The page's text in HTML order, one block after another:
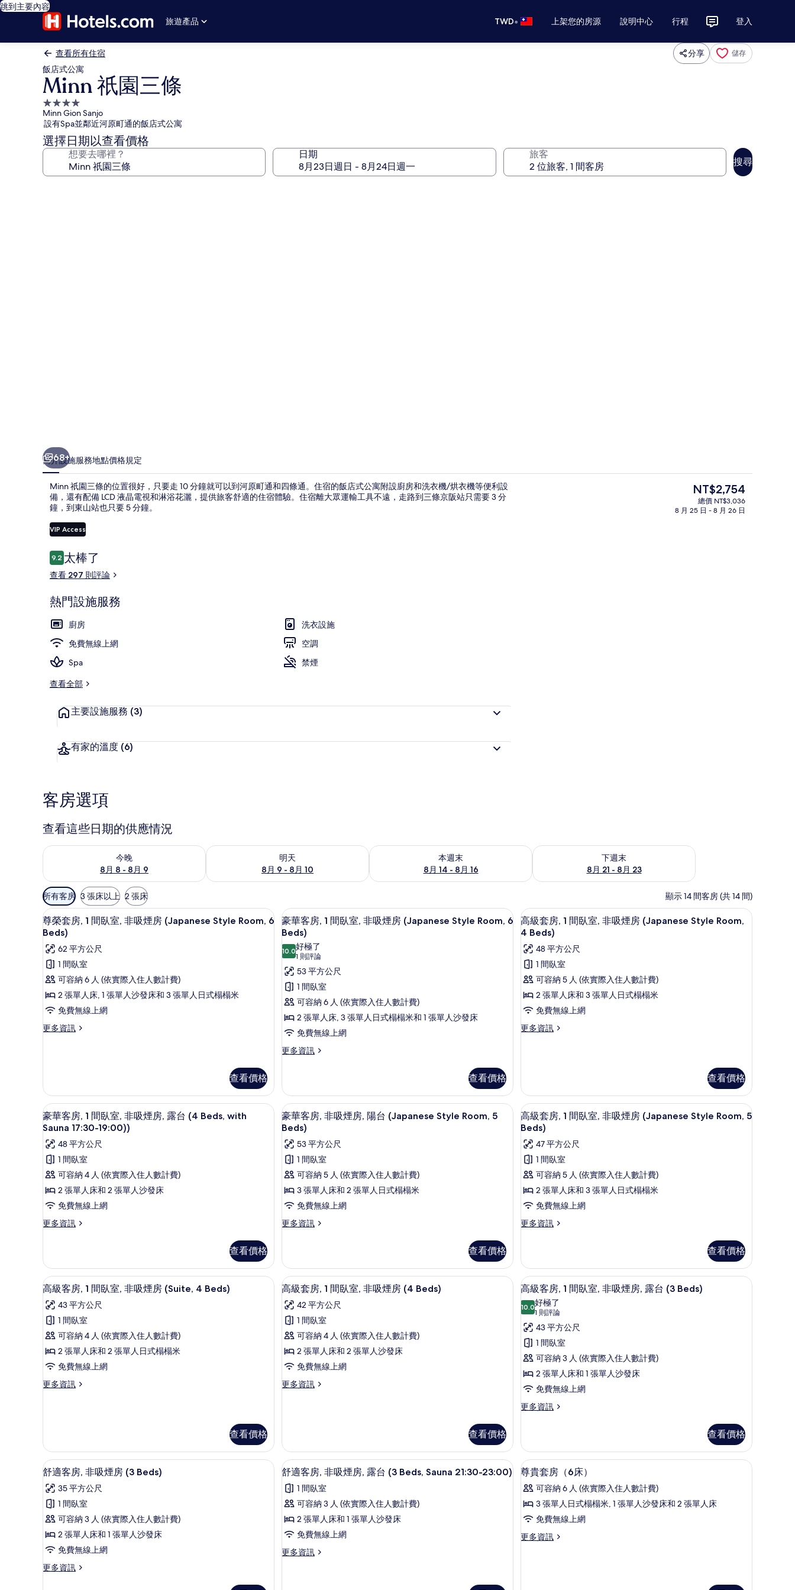
跳到主要內容
旅遊產品
TWD• 上架您的房源 說明中心 行程 登入
查看所有住宿 分享 儲存
飯店式公寓
Minn 祇園三條
4.0
星
級
住
宿
Minn Gion Sanjo
設有Spa並鄰近河原町通的飯店式公寓
選擇日期以查看價格
想要去哪裡？ 日期 旅客
搜尋
尊榮套房, 1 間臥室, 非吸煙房 (Japanese Style Room, 6 Beds) | 1 間臥室、遮光布/窗簾、隔
豪華客房, 1 間臥室, 非吸煙房
68+
簡介設施服務地點價格規定
Minn 祇園三條的位置很好，只要走 10 分鐘就可以到河原町通和四條通。住宿的飯店式公寓附設廚房和洗衣機/烘衣機等便利設
備，還有配備 LCD 液晶電視和淋浴花灑，提供旅客舒適的住宿體驗。住宿離大眾運輸工具不遠，走路到三條京阪站只需要 3 分
鐘，到東山站也只要 5 分鐘。
VIP Access
評
論
9.29.2 分，滿分 10 分，
太棒了
查看 297 則評論
熱門設施服務
廚房
洗衣設施
免費無線上網
空調
Spa
禁煙
查看全部
主要設施服務 (3)
有家的溫度 (6)
目
前
的
NT$2,754
總價 NT$3,036
8 月 25 日 - 8 月 26 日
客房選項
查看這些日期的供應情況
今晚
8月 8 - 8月 9
查看今晚 (8月 8 - 8月 9) 的供應情況
明天
8月 9 - 8月 10
查看明天 (8月 9 - 8月 10) 的供應情況
本週末
8月 14 - 8月 16
查看本週末 (8月 14 - 8月 16) 的供應情況
下週末
8月 21 - 8月 23
查看下週末 (8月 21 - 8月 23) 的供應情況
可
用
的
客
房
篩
選
條
件
所有客房 3 張床以上 2 張床 顯示 14 間客房 (共 14 間)
顯
示
尊
榮
套
房,
1
臥
煙
房
(Japanese
Style
Room,
6
Beds)
的
所
有
片
尊榮套房, 1 間臥室, 非吸煙房 (Japanese Style Room, 6 Beds) | 1 間臥室、遮光布/窗簾、隔音、免費無線上網
10
尊榮套房, 1 間臥室, 非吸煙房 (Japanese Style Room, 6
Beds)
62 平方公尺
1 間臥室
可容納 6 人 (依實際入住人數計費)
2 張單人床, 1 張單人沙發床和 3 張單人日式榻榻米
免費無線上網
更多資訊
更
1
間
臥
室,
非
吸
煙
房
(Japanese
Style
Room,
6
Beds)
的
查看價格
顯
示
豪
華
客
房,
1
間
臥
室,
煙
房
(Japanese
Style
Room,
6
Beds)
的
所
有
片
豪華客房, 1 間臥室, 非吸煙房 (Japanese Style Room, 6 Beds) | 1 間臥室、遮光布/窗簾、隔音、免費無線上網
8
豪華客房, 1 間臥室, 非吸煙房 (Japanese Style Room, 6
Beds)
10.010.0 分，滿分 10 分
好極了
1 則評論
(1
則
評
論)
53 平方公尺
1 間臥室
可容納 6 人 (依實際入住人數計費)
2 張單人床, 3 張單人日式榻榻米和 1 張單人沙發床
免費無線上網
更多資訊
更
客
房,
1
間
室,
非
吸
煙
房
(Japanese
Style
Room,
6
詳
查看價格
顯
示
高
級
套
房,
1
臥
煙
房
(Japanese
Style
Room,
4
Beds)
的
所
有
片
高級套房, 1 間臥室, 非吸煙房 (Japanese
9
高級套房, 1 間臥室, 非吸煙房 (Japanese Style Room,
4 Beds)
48 平方公尺
1 間臥室
可容納 5 人 (依實際入住人數計費)
2 張單人床和 3 張單人日式榻榻米
免費無線上網
更多資訊
更
1
間
臥
室,
非
吸
煙
房
(Japanese
Style
Room,
4
Beds)
的
查看價格
顯
示
豪
華
客
房,
1
臥
非
吸
煙
房,
露
台
(4
Beds,
with
所
有
相
片
豪華客房, 1 間臥室, 非吸煙房, 露台 (4 Beds, with Sauna 17:30-19:00)) | 1 間臥室、遮光布/窗簾、隔音、免費無線上網
12
豪華客房, 1 間臥室, 非吸煙房, 露台 (4 Beds, with
Sauna 17:30-19:00))
48 平方公尺
1 間臥室
可容納 4 人 (依實際入住人數計費)
2 張單人床和 2 張單人沙發床
免費無線上網
更多資訊
更
客
房,
1
臥
室,
非
吸
煙
房,
露
台
19:00))
詳
情
查看價格
顯
示
豪
華
客
房,
非
吸
陽
台
(Japanese
Style
Room,
5
Beds)
的
所
豪華客房, 非吸煙房, 陽台 (Japanese Style Room, 5 Beds) | 私人廚房 | 大型冰箱、微波爐、爐台、電熱水壺
10
豪華客房, 非吸煙房, 陽台 (Japanese Style Room, 5
Beds)
53 平方公尺
1 間臥室
可容納 5 人 (依實際入住人數計費)
3 張單人床和 2 張單人日式榻榻米
免費無線上網
更多資訊
更
客
房,
非
煙
房,
陽
台
(Japanese
Style
Room,
5
查看價格
顯
示
高
級
套
房,
1
臥
非
吸
煙
房
(Japanese
Style
Room,
5
Beds)
的
所
片
高級套房, 1 間臥室, 非吸煙房 (Japanese
9
高級套房, 1 間臥室, 非吸煙房 (Japanese Style Room, 5
Beds)
47 平方公尺
1 間臥室
可容納 5 人 (依實際入住人數計費)
2 張單人床和 3 張單人日式榻榻米
免費無線上網
更多資訊
更
套
房,
1
臥
非
吸
煙
房
(Japanese
Style
Room,
5
Beds)
情
查看價格
顯
示
高
級
客
房,
間
吸
煙
房
(Suite,
4
Beds)
的
所
有
高級客房, 1 間臥室, 非吸煙房 (Suite, 4 Beds) | 私人廚房 | 大型冰箱、微波爐、爐台、電熱水壺
8
高級客房, 1 間臥室, 非吸煙房 (Suite, 4 Beds)
43 平方公尺
1 間臥室
可容納 4 人 (依實際入住人數計費)
2 張單人床和 2 張單人日式榻榻米
免費無線上網
更多資訊
更
1
間
臥
室,
非
吸
煙
房
(Suite,
Beds)
的
詳
查看價格
顯
示
高
級
套
房,
間
吸
煙
房
(4
Beds)
的
所
有
高級套房, 1 間臥室, 非吸煙房 (4 Beds) | 1 間臥室、遮光布/窗簾、隔音、免費無線上網
9
高級套房, 1 間臥室, 非吸煙房 (4 Beds)
42 平方公尺
1 間臥室
可容納 4 人 (依實際入住人數計費)
2 張單人床和 2 張單人沙發床
免費無線上網
更多資訊
更
1
間
臥
室,
非
吸
房
(4
的
查看價格
顯
示
高
級
客
房,
1
間
臥
吸
煙
房,
露
台
(3
Beds)
高級客房, 1 間臥室, 非吸煙房, 露台 (3 Beds) |
16
高級客房, 1 間臥室, 非吸煙房, 露台 (3 Beds)
10.010.0 分，滿分 10 分
好極了
1 則評論
(1
則
評
論)
43 平方公尺
1 間臥室
可容納 3 人 (依實際入住人數計費)
2 張單人床和 1 張單人沙發床
免費無線上網
更多資訊
更
客
房,
1
間
臥
室,
吸
煙
房,
查看價格
顯
示
舒
適
客
房,
吸
1 間臥室、遮光布/窗簾、隔音、免費無線上網
9
舒適客房, 非吸煙房 (3 Beds)
35 平方公尺
1 間臥室
可容納 3 人 (依實際入住人數計費)
2 張單人床和 1 張單人沙發床
免費無線上網
更多資訊
更
顯
示
舒
適
客
非
1 間臥室、遮光布/窗簾、隔音、免費無線上網
11
舒適客房, 非吸煙房, 露台 (3 Beds, Sauna 21:30-23:00)
1 間臥室
可容納 3 人 (依實際入住人數計費)
2 張單人床和 1 張單人沙發床
免費無線上網
更多資訊
更
顯
示
尊
貴
房
1 間臥室、遮光布/窗簾、隔音、免費無線上網
16
尊貴套房（6床）
可容納 6 人 (依實際入住人數計費)
3 張單人日式榻榻米, 1 張單人沙發床和 2 張單人床
免費無線上網
更多資訊
更